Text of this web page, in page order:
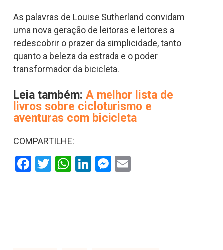
As palavras de Louise Sutherland convidam
uma nova geração de leitoras e leitores a
redescobrir o prazer da simplicidade, tanto
quanto a beleza da estrada e o poder
transformador da bicicleta.
Leia também: A melhor lista de
livros sobre cicloturismo e
aventuras com bicicleta
COMPARTILHE:
Facebook
Twitter
WhatsApp
LinkedIn
Messenger
Email